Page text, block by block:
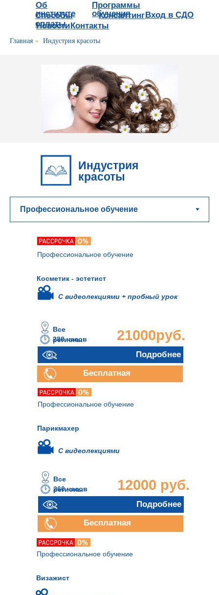
Об
институте
Программы
обучения
Способы
оплаты
Консалтинг
Новости
Вход в СДО
Контакты
Главная » Индустрия красоты
Индустрия
красоты
Парикмахер
260 часов 12000 руб.
Все
регионы
Профессиональное обучение
Подробнее
Бесплатная
Визажист
Профессиональное обучение
Косметик - эстетист
280 часов 21000руб.
Все
регионы
Профессиональное обучение
Подробнее
Бесплатная
консультация
С видеолекциями + пробный урок
С видеолекциями